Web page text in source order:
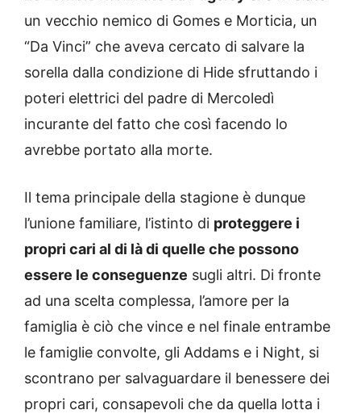
un vecchio nemico di Gomes e Morticia, un
“Da Vinci” che aveva cercato di salvare la
sorella dalla condizione di Hide sfruttando i
poteri elettrici del padre di Mercoledì
incurante del fatto che così facendo lo
avrebbe portato alla morte.
Il tema principale della stagione è dunque
l’unione familiare, l’istinto di proteggere i
propri cari al di là di quelle che possono
essere le conseguenze sugli altri. Di fronte
ad una scelta complessa, l’amore per la
famiglia è ciò che vince e nel finale entrambe
le famiglie convolte, gli Addams e i Night, si
scontrano per salvaguardare il benessere dei
propri cari, consapevoli che da quella lotta i